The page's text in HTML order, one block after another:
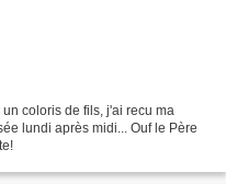
coloris de fils, j'ai recu ma
lundi après midi... Ouf le Père